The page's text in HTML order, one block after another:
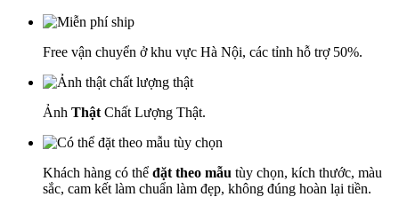
Free vận chuyển ở khu vực Hà Nội, các tỉnh hỗ trợ 50%.
Ảnh Thật Chất Lượng Thật.
Khách hàng có thể đặt theo mẫu tùy chọn, kích thước, màu
sắc, cam kết làm chuẩn làm đẹp, không đúng hoàn lại tiền.